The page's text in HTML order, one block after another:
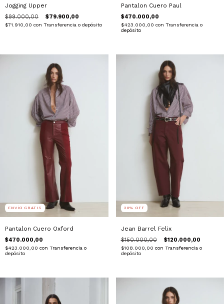
Jogging Upper
$99.000,00 $79.900,00
$71.910,00 con Transferencia o depósito
Pantalon Cuero Paul
$470.000,00
$423.000,00 con Transferencia o
depósito
ENVÍO GRATIS
Pantalon Cuero Oxford
$470.000,00
$423.000,00 con Transferencia o
depósito
20% OFF
Jean Barrel Felix
$150.000,00 $120.000,00
$108.000,00 con Transferencia o
depósito